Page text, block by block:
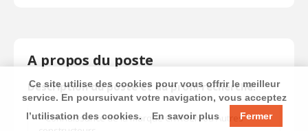
A propos du poste
Description du poste et du profil recherché:
– Connaissance de la marque CITROEN ou Autres
Ce site utilise des cookies pour vous offrir le meilleur
service. En poursuivant votre navigation, vous acceptez
l’utilisation des cookies.
En savoir plus Fermer